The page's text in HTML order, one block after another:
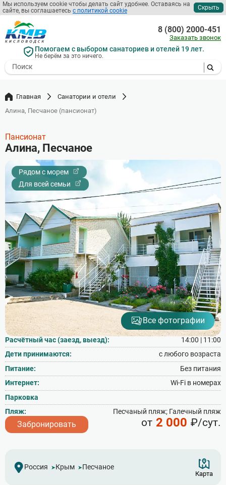
Мы используем cookie чтобы делать сайт удобнее. Оставаясь на
сайте, вы соглашаетесь с политикой cookie Скрыть
Перейти
основному
содержаниюПомогаем с выбором санаториев и отелей 19 лет.
Не берём за это ничего.
- I agree to the processing of my
8 (800) 2000-451
Заказать звонок
Главная
Санатории и отели
Алина, Песчаное (пансионат)
Пансионат
Алина, Песчаное
Рядом с морем
Для всей семьи
Все фотографии
Расчётный час (заезд, выезд):
14:00 | 11:00
Дети принимаются:
с любого возраста
Питание:
Без питания
Интернет:
Wi‑Fi в номерах
Парковка
Пляж:
Песчаный пляж; Галечный пляж
Забронировать от 2 000 ₽/сут.
Россия Крым Песчаное
Карта